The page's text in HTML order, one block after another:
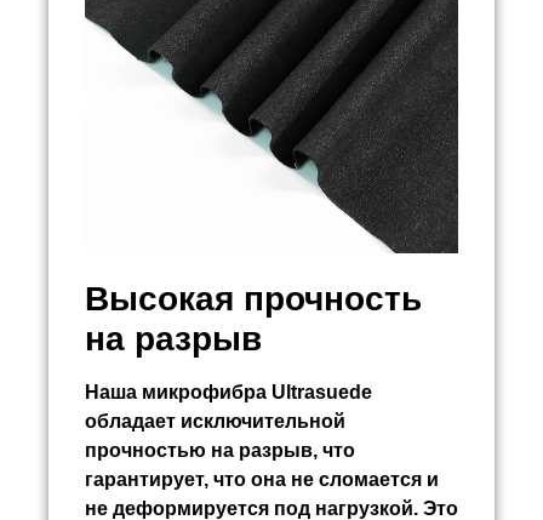
Высокая прочность
на разрыв
Наша микрофибра Ultrasuede
обладает исключительной
прочностью на разрыв, что
гарантирует, что она не сломается и
не деформируется под нагрузкой. Это